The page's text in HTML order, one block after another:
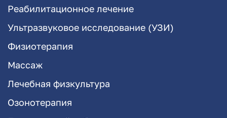
Реабилитационное лечение
Ультразвуковое исследование (УЗИ)
Физиотерапия
Массаж
Лечебная физкультура
Озонотерапия